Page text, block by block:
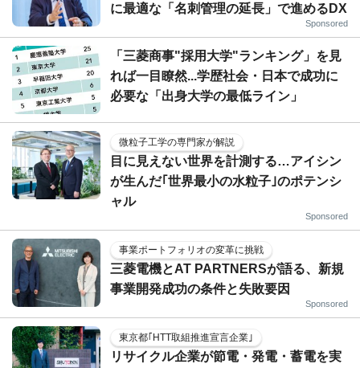
に最適な「名刺管理の延長」で進めるDX
Sponsored
「三菱商事"採用大学"ランキング」を見
れば一目瞭然...学歴社会・日本で成功に
必要な「出身大学の最低ライン」
微粒子工学の専門家が解説
目に見えない世界を計測する…アイシン
が生んだ｢世界最小の水粒子｣のポテンシ
ャル
Sponsored
事業ポートフォリオの変革に挑戦
三菱電機とAT PARTNERSが語る、新規
事業開発成功の条件と失敗要因
Sponsored
東京都｢HTT取組推進宣言企業｣
リサイクル企業が節電・発電・蓄電を実